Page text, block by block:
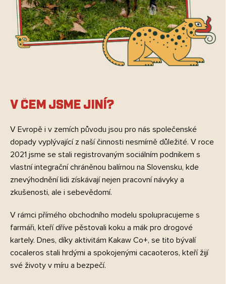
V čem jsme jiní?
V Evropě i v zemích původu jsou pro nás společenské
dopady vyplývající z naší činnosti nesmírně důležité. V roce
2021 jsme se stali registrovaným sociálním podnikem s
vlastní integrační chráněnou balírnou na Slovensku, kde
znevýhodnění lidi získávají nejen pracovní návyky a
zkušenosti, ale i sebevědomí.
V rámci přímého obchodního modelu spolupracujeme s
farmáři, kteří dříve pěstovali koku a mák pro drogové
kartely. Dnes, díky aktivitám Kakaw Co+, se tito bývalí
cocaleros stali hrdými a spokojenými cacaoteros, kteří žijí
své životy v míru a bezpečí.